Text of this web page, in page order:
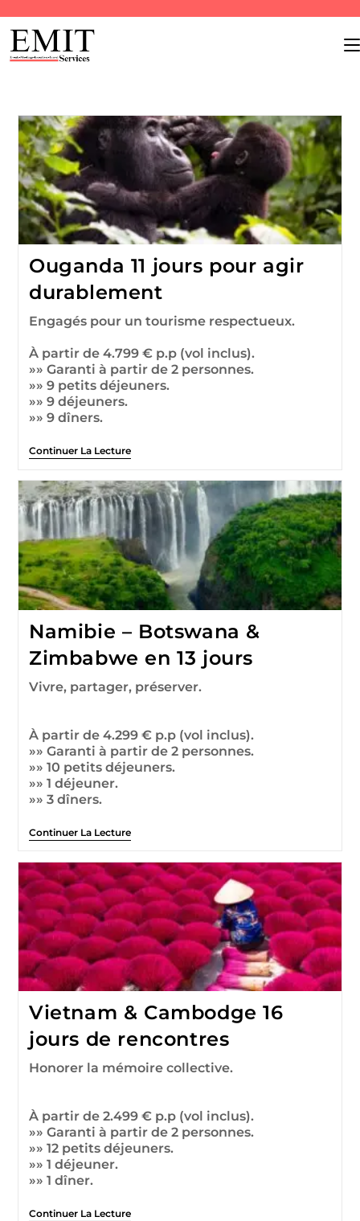
Ouganda 11 jours pour agir
durablement
Engagés pour un tourisme respectueux.
À partir de 4.799 € p.p (vol inclus).
»» Garanti à partir de 2 personnes.
»» 9 petits déjeuners.
»» 9 déjeuners.
»» 9 dîners.
Continuer La Lecture
Namibie – Botswana &
Zimbabwe en 13 jours
Vivre, partager, préserver.
À partir de 4.299 € p.p (vol inclus).
»» Garanti à partir de 2 personnes.
»» 10 petits déjeuners.
»» 1 déjeuner.
»» 3 dîners.
Continuer La Lecture
Vietnam & Cambodge 16
jours de rencontres
Honorer la mémoire collective.
À partir de 2.499 € p.p (vol inclus).
»» Garanti à partir de 2 personnes.
»» 12 petits déjeuners.
»» 1 déjeuner.
»» 1 dîner.
Continuer La Lecture